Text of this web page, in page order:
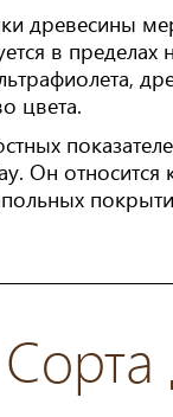
древесины
в
цвета.
Он относится